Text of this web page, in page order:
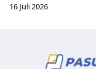
16 Juli 2026